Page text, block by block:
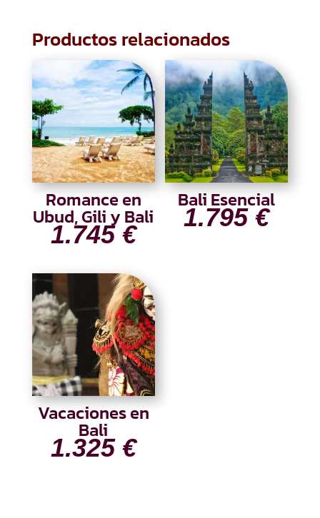
Productos relacionados
Romance en
Ubud, Gili y Bali
1.745 €
Bali Esencial
1.795€
Vacaciones en
Bali
1.325 €